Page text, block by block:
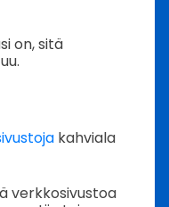
on, sitä
kahviala
verkkosivustoa